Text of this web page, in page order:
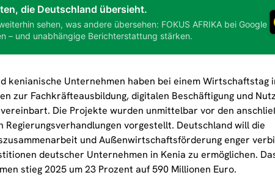
die Deutschland übersieht.
sehen, was andere übersehen: FOKUS AFRIKA bei Google
– und unabhängige Berichterstattung stärken.
kenianische Unternehmen haben bei einem Wirtschaftstag
zur Fachkräfteausbildung, digitalen Beschäftigung und
Die Projekte wurden unmittelbar vor den
Regierungsverhandlungen vorgestellt. Deutschland will die
und Außenwirtschaftsförderung enger
deutscher Unternehmen in Kenia zu ermöglichen.
stieg 2025 um 23 Prozent auf 590 Millionen Euro.